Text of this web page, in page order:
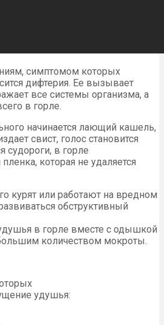
симптомом которых
дифтерия. Ее вызывает
все системы организма, а
в горле.
начинается лающий кашель,
свист, голос становится
судороги, в горле
которая не удаляется
курят или работают на вредном
обструктивный
в горле вместе с одышкой
количеством мокроты.
удушья: